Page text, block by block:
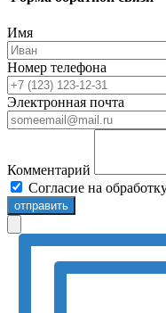
Имя
Номер телефона
Электронная почта
Комментарий
Согласие на
отправить